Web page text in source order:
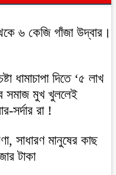
৬ কেজি গাঁজা উদ্বার।
ধামাচাপা দিতে ‘৫ লাখ
সমাজ মুখ খুললেই
সর্দার রা !
সাধারণ মানুষের কাছ
টাকা